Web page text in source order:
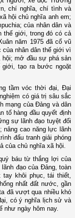
chí nghĩa, chí tình và
hội chủ nghĩa anh em;
của nhân dân và
thế giới, trong đó có cả
năm 1975 đã cổ vũ
của nhân dân thế giới vì
hội; mở đầu sự phá sản
giới, tạo ra bước ngoặt
tầm vóc thời đại, Đại
có giá trị sâu sắc
mạng của Đảng và dân
tố hàng đầu quyết định
sự lãnh đạo tuyệt đối
nâng cao năng lực lãnh
đấu tranh giải phóng
của chủ nghĩa xã hội.
báu từ thắng lợi của
đạo của Đảng, toàn
tay khôi phục, tái thiết,
nhất đất nước, gần
đã vượt qua nhiều khó
có ý nghĩa lịch sử và
ngày hôm nay.